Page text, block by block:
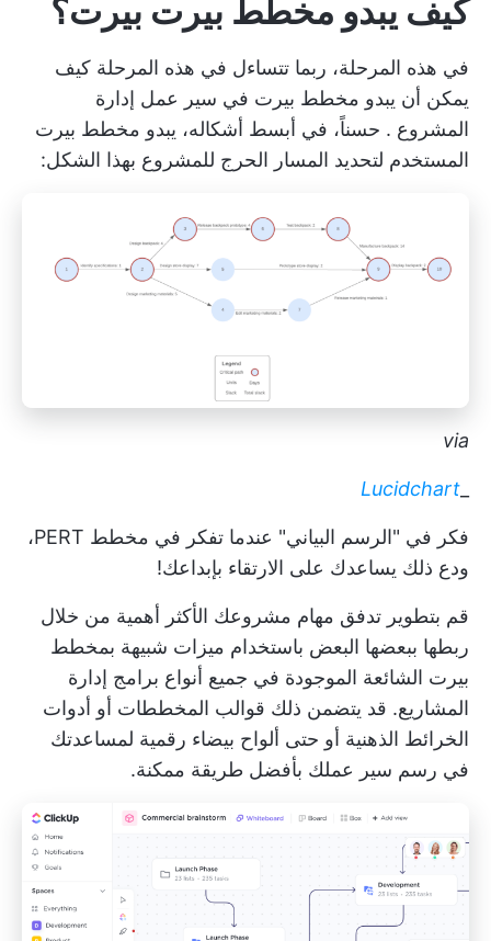
كيف يبدو مخطط بيرت بيرت؟
في هذه المرحلة، ربما تتساءل في هذه المرحلة كيف
يمكن أن يبدو مخطط بيرت في سير عمل إدارة
المشروع . حسناً، في أبسط أشكاله، يبدو مخطط بيرت
المستخدم لتحديد المسار الحرج للمشروع بهذا الشكل:
via
Lucidchart
فكر في "الرسم البياني" عندما تفكر في مخطط PERT،
ودع ذلك يساعدك على الارتقاء بإبداعك!
قم بتطوير تدفق مهام مشروعك الأكثر أهمية من خلال
ربطها ببعضها البعض باستخدام ميزات شبيهة بمخطط
بيرت الشائعة الموجودة في جميع أنواع برامج إدارة
المشاريع. قد يتضمن ذلك قوالب المخططات أو أدوات
الخرائط الذهنية أو حتى ألواح بيضاء رقمية لمساعدتك
في رسم سير عملك بأفضل طريقة ممكنة.